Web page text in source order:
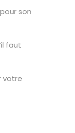
son
faut
votre